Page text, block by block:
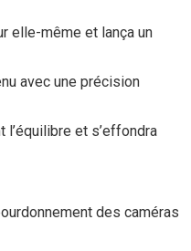
elle-même et lança un
avec une précision
et s’effondra
des caméras